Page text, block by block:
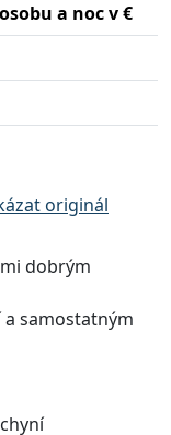
a noc v €
originál
dobrým
samostatným